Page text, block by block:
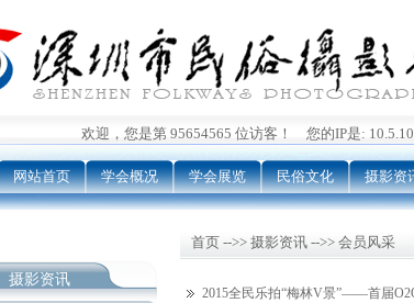
欢迎，您是第 95654565 位访客！ 您的IP是:
网站首页 学会概况 学会展览 民俗文化 摄影资
摄影资讯
首页 -->> 摄影资讯 -->> 会员风采
2015全民乐拍“梅林V景”——首届